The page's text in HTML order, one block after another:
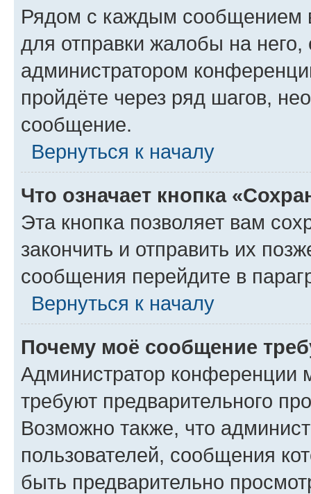
Рядом с каждым сообщением
для отправки жалобы на
администратором
пройдёте через ряд шагов,
сообщение.
Вернуться к началу
Что означает кнопка
Эта кнопка позволяет вам
закончить и отправить их
сообщения перейдите в
Вернуться к началу
Почему моё сообщение
Администратор конференции
требуют предварительного
Возможно также, что
пользователей, сообщения
быть предварительно